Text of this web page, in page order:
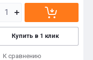
Купить в 1 клик
К сравнению